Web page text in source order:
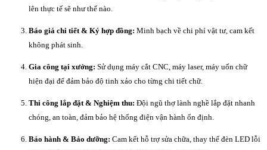
lên thực tế sẽ như thế nào.
Báo giá chi tiết & Ký hợp đồng: Minh bạch về chi phí vật tư, cam kết
không phát sinh.
Gia công tại xưởng: Sử dụng máy cắt CNC, máy laser, máy uốn chữ
hiện đại để đảm bảo độ tinh xảo cho từng chi tiết chữ.
Thi công lắp đặt & Nghiệm thu: Đội ngũ thợ lành nghề lắp đặt nhanh
chóng, an toàn, đảm bảo hệ thống điện vận hành ổn định.
Bảo hành & Bảo dưỡng: Cam kết hỗ trợ sửa chữa, thay thế đèn LED lỗi